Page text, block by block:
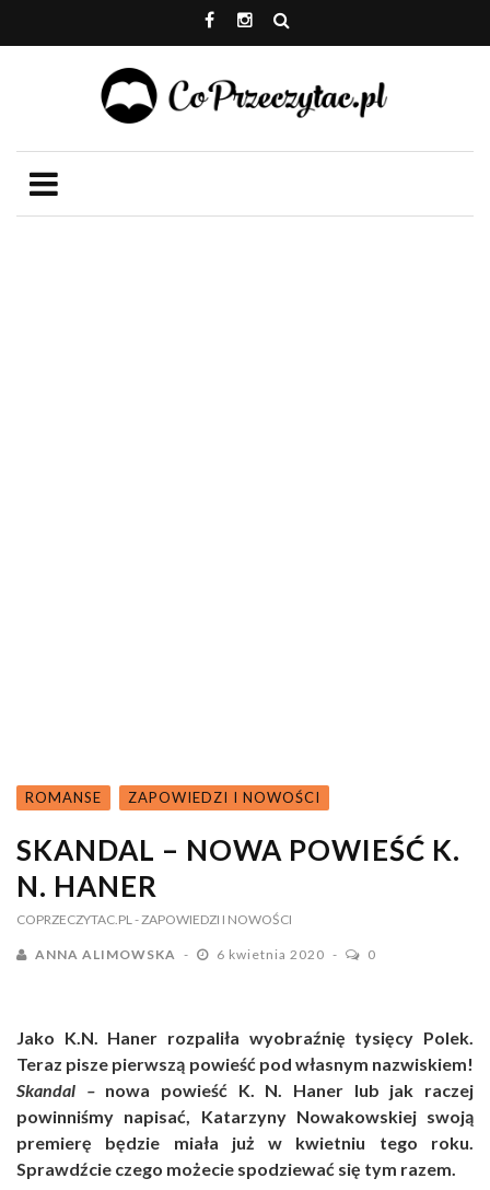
ROMANSE ZAPOWIEDZI I NOWOŚCI
SKANDAL – NOWA POWIEŚĆ K.
N. HANER
COPRZECZYTAC.PL - ZAPOWIEDZI I NOWOŚCI
ANNA ALIMOWSKA 6 kwietnia 2020 0
Jako K.N. Haner rozpaliła wyobraźnię tysięcy Polek.
Teraz pisze pierwszą powieść pod własnym nazwiskiem!
Skandal – nowa powieść K. N. Haner lub jak raczej
powinniśmy napisać, Katarzyny Nowakowskiej swoją
premierę będzie miała już w kwietniu tego roku.
Sprawdźcie czego możecie spodziewać się tym razem.